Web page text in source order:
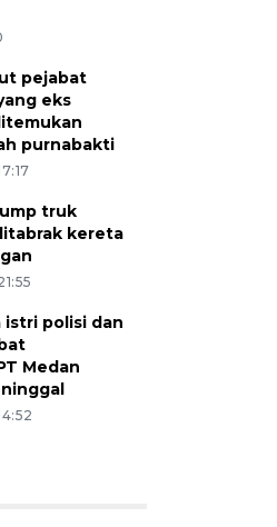
pejabat
eks
purnabakti
truk
kereta
istri polisi dan
Medan